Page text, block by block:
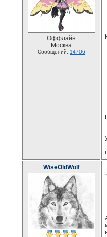
Оффлайн
Москва
Сообщений: 14706
WiseOldWolf